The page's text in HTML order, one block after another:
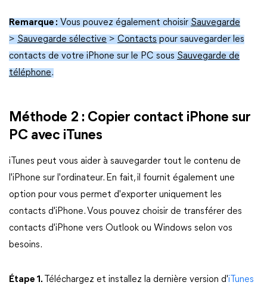
Remarque : Vous pouvez également choisir Sauvegarde
> Sauvegarde sélective > Contacts pour sauvegarder les
contacts de votre iPhone sur le PC sous Sauvegarde de
téléphone.
Méthode 2 : Copier contact iPhone sur
PC avec iTunes
iTunes peut vous aider à sauvegarder tout le contenu de
l'iPhone sur l'ordinateur. En fait, il fournit également une
option pour vous permet d'exporter uniquement les
contacts d'iPhone. Vous pouvez choisir de transférer des
contacts d'iPhone vers Outlook ou Windows selon vos
besoins.
Étape 1. Téléchargez et installez la dernière version d'iTunes